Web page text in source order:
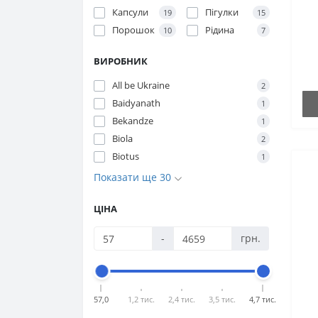
Екстракти ягід сереноа (Saw
Женьшень
Журавлина
Звіробій
Каєнський перець
Коготь диявола
Корінь астрагалу
Триптофан для спорту
Цитрулін для спорту
Мелатонін для спорту
Омега для спорту
Препарати для суглобів та
Спіруліна для спорту
Капсули
19 Пігулки 15
Порошок 10 Рідина 7
ВИРОБНИК
All be Ukraine
2
Baidyanath 1
Bekandze 1
Biola 2
Biotus 1
Показати ще 30
ЦІНА
- грн.
57,0 1,2 тис. 2,4 тис. 3,5 тис. 4,7 тис.